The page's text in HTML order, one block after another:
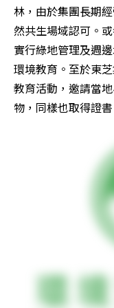
林，由於集團長期
然共生場域認可。
實行綠地管理及週
環境教育。至於東
教育活動，邀請當
物，同樣也取得證書